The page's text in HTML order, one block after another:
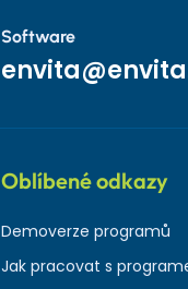
Software
Oblíbené odkazy
Demoverze programů
Jak pracovat s